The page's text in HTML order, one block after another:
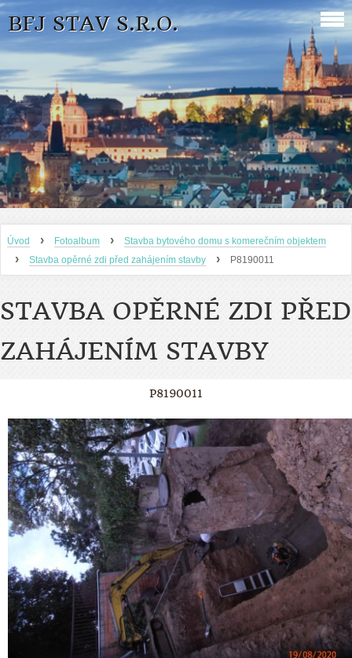
BFJ STAV S.R.O.
Úvod › Fotoalbum › Stavba bytového domu s komerečním objektem
› Stavba opěrné zdi před zahájením stavby › P8190011
STAVBA OPĚRNÉ ZDI PŘED
ZAHÁJENÍM STAVBY
P8190011